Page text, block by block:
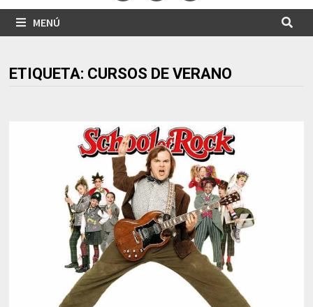
MENÚ
ETIQUETA: CURSOS DE VERANO